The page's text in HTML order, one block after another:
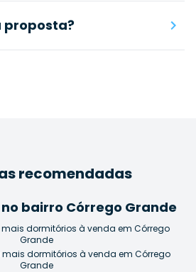
proposta?
recomendadas
bairro Córrego Grande
mais dormitórios à venda em Córrego
Grande
dormitórios à venda em Córrego
Grande